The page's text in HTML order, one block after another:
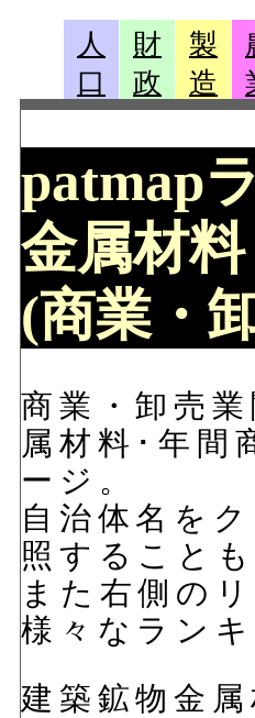
人
口
財
政
製
造
patmap
金属材
(商業・
商業・卸売
属材料･年
ージ。
自治体名を
照すること
また右側の
様々なラン
建築鉱物金